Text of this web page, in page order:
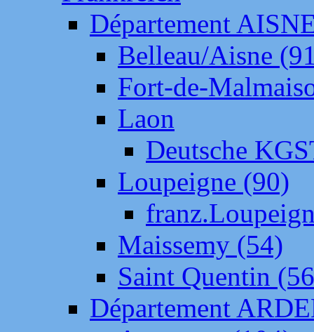
Département
Belleau/Aisne
Fort-de-
Laon
Deutsche
Loupeigne (90)
Maissemy (54)
Saint Quentin
Département